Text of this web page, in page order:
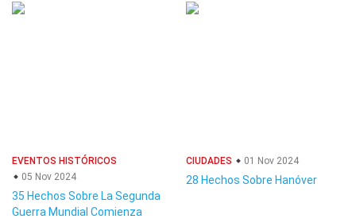
EVENTOS HISTÓRICOS
05 Nov 2024
35 Hechos Sobre La Segunda
Guerra Mundial Comienza
CIUDADES 01 Nov 2024
28 Hechos Sobre Hanóver